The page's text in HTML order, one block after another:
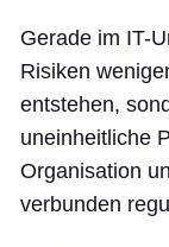
Gerade im IT-
Risiken
entstehen,
uneinheitliche
Organisation
verbunden